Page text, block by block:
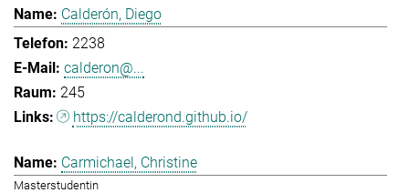
Calderón, Diego
2238
calderon@...
245
https://calderond.github.io/
Carmichael, Christine
Masterstudentin